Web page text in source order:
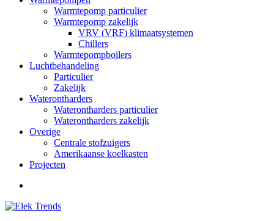
Warmtepomp particulier
Warmtepomp zakelijk
VRV (VRF) klimaatsystemen
Chillers
Warmtepompboilers
Luchtbehandeling
Particulier
Zakelijk
Waterontharders
Waterontharders particulier
Waterontharders zakelijk
Overige
Centrale stofzuigers
Amerikaanse koelkasten
Projecten